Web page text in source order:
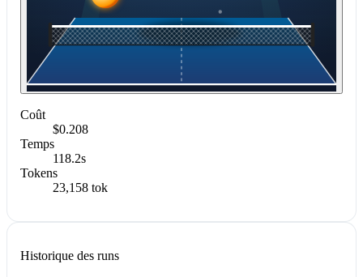
Coût
$0.208
Temps
118.2s
Tokens
23,158 tok
Historique des runs